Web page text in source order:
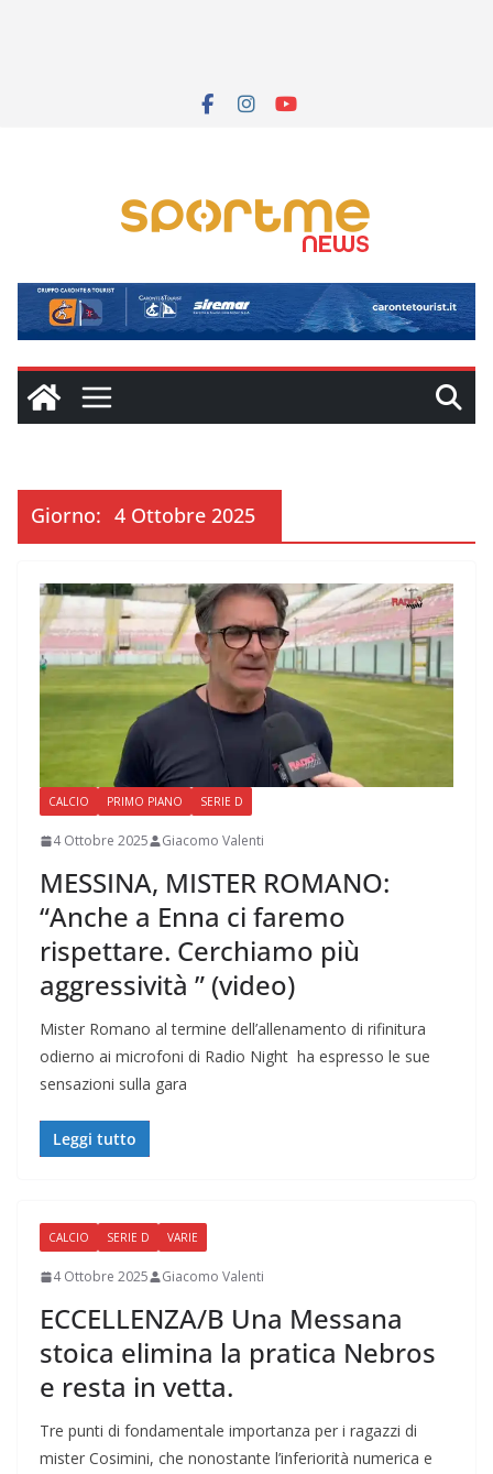
Giorno: 4 Ottobre 2025
CALCIO PRIMO PIANO SERIE D
4 Ottobre 2025 Giacomo Valenti
MESSINA, MISTER ROMANO:
“Anche a Enna ci faremo
rispettare. Cerchiamo più
aggressività ” (video)
Mister Romano al termine dell’allenamento di rifinitura
odierno ai microfoni di Radio Night ha espresso le sue
sensazioni sulla gara
Leggi tutto
CALCIO SERIE D VARIE
4 Ottobre 2025 Giacomo Valenti
ECCELLENZA/B Una Messana
stoica elimina la pratica Nebros
e resta in vetta.
Tre punti di fondamentale importanza per i ragazzi di
mister Cosimini, che nonostante l’inferiorità numerica e